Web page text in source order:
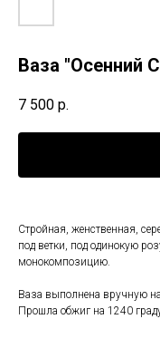
Ваза "Осенний
7 500 р.
Стройная, женственная,
под ветки, под одинокую
монокомпозицию.
Ваза выполнена вручную
Прошла обжиг на 1240